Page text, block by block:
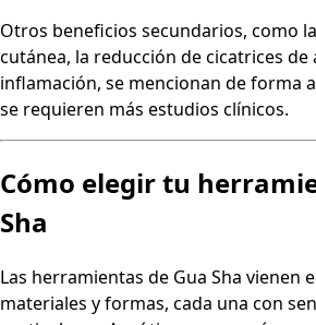
Otros beneficios secundarios, como
cutánea, la reducción de cicatrices de
inflamación, se mencionan de forma
se requieren más estudios clínicos.
Cómo elegir tu
Sha
Las herramientas de Gua Sha vienen
materiales y formas, cada una con